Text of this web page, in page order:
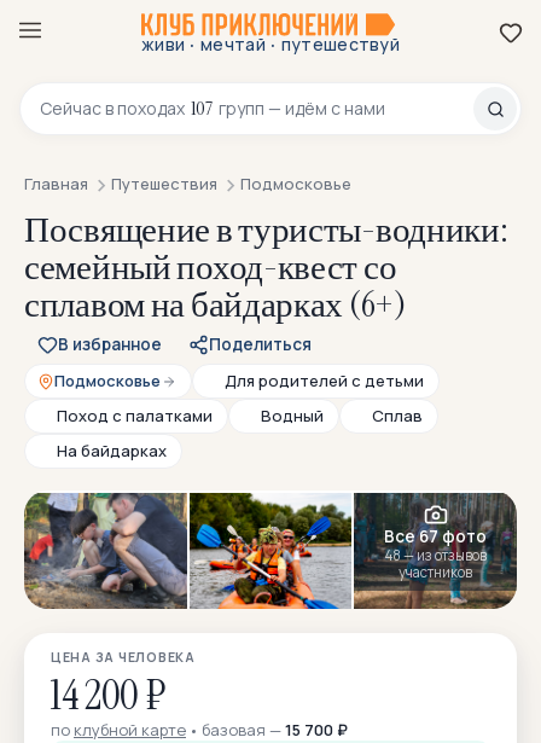
живи · мечтай · путешествуй
Сейчас в походах 107 групп — идём с нами
8 800 200-70-23
Главная Путешествия Подмосковье
Посвящение в туристы-водники:
семейный поход-квест со
сплавом на байдарках (6+)
В избранное
Поделиться
Подмосковье
Для родителей с детьми
Поход с палатками
Водный
Сплав
На байдарках
Все 67 фото
48 — из отзывов
участников
ЦЕНА ЗА ЧЕЛОВЕКА
14 200 ₽
по клубной карте базовая —15 700 ₽